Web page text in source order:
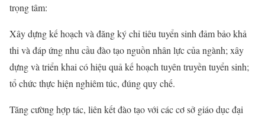
trọng tâm:
Xây dựng kế hoạch và đăng ký chỉ tiêu tuyển sinh đảm bảo khả
thi và đáp ứng nhu cầu đào tạo nguồn nhân lực của ngành; xây
dựng và triển khai có hiệu quả kế hoạch tuyên truyền tuyển sinh;
tổ chức thực hiện nghiêm túc, đúng quy chế.
Tăng cường hợp tác, liên kết đào tạo với các cơ sở giáo dục đại